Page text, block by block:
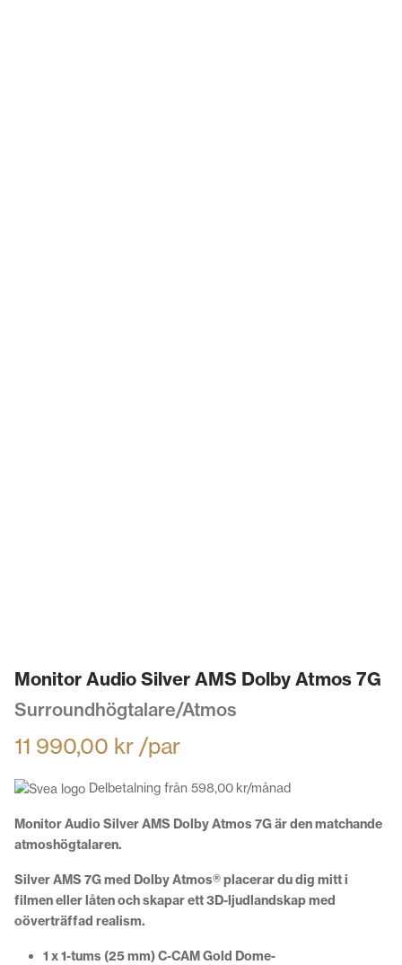
Monitor Audio Silver AMS Dolby Atmos 7G
Surroundhögtalare/Atmos
11 990,00 kr /par
Delbetalning från 598,00 kr/månad
Monitor Audio Silver AMS Dolby Atmos 7G är den matchande
atmoshögtalaren.
Silver AMS 7G med Dolby Atmos® placerar du dig mitt i
filmen eller låten och skapar ett 3D-ljudlandskap med
oöverträffad realism.
1 x 1-tums (25 mm) C-CAM Gold Dome-